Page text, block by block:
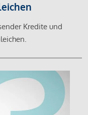
Kredite und